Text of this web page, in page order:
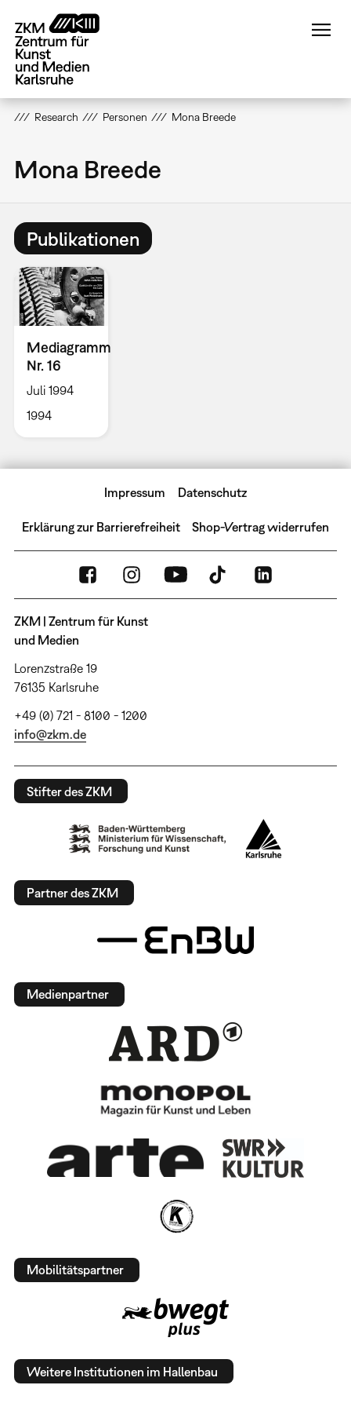
zum
Inhalt
Research Personen Mona Breede
Mona Breede
Publikationen
Mediagramm
Nr. 16
Juli 1994
1994
Impressum Datenschutz
Erklärung zur Barrierefreiheit Shop-Vertrag widerrufen
ZKM | Zentrum für Kunst
und Medien
Lorenzstraße 19
76135 Karlsruhe
+49 (0) 721 - 8100 - 1200
info@zkm.de
Stifter des ZKM
Partner des ZKM
Medienpartner
Mobilitätspartner
Weitere Institutionen im Hallenbau